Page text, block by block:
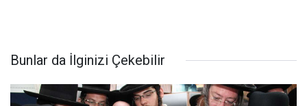
Bunlar da İlginizi Çekebilir